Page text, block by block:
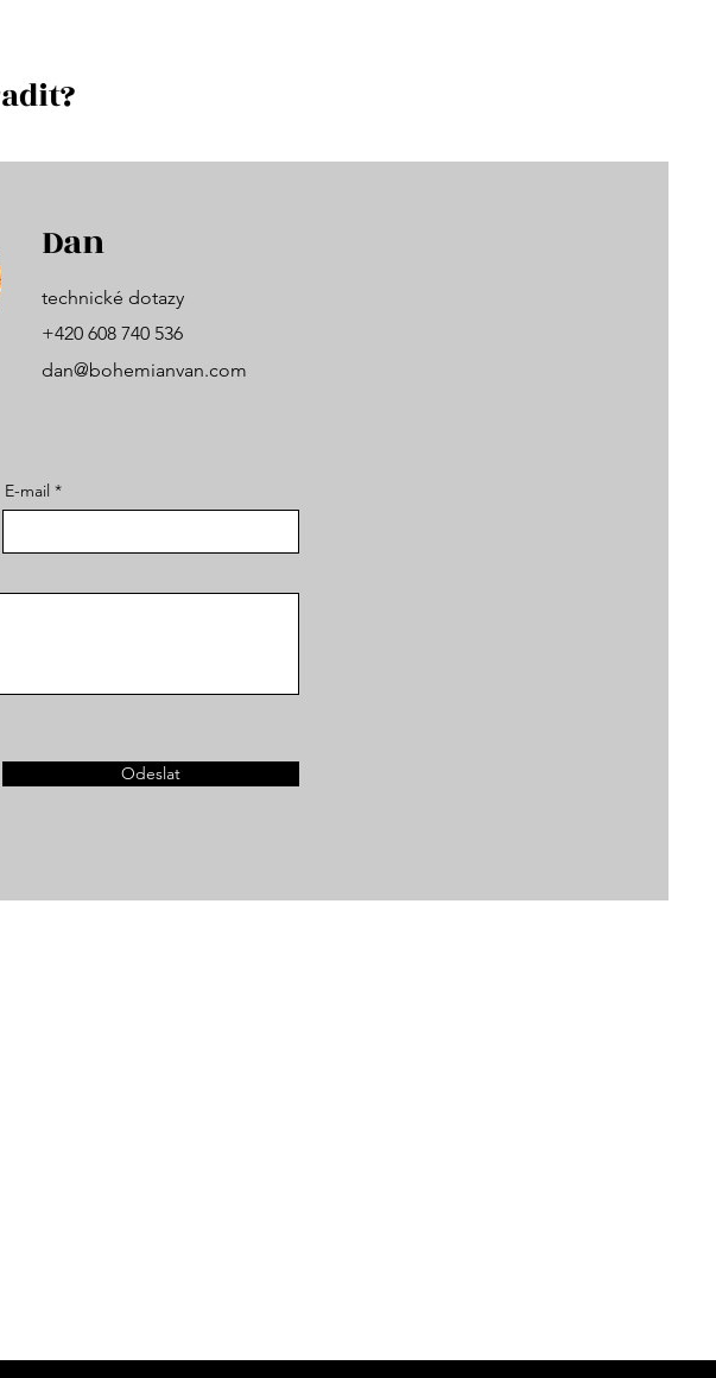
Dan
technické dotazy
+420 608 740 536
dan@bohemianvan.com
E-mail
Odeslat